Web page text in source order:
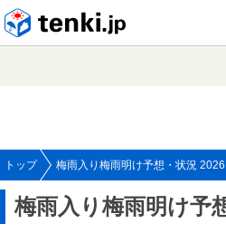
トップ 梅雨入り梅雨明け予想・状況 2026
梅雨入り梅雨明け予